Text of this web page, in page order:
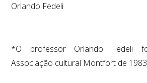
Orlando Fedeli
*O professor Orlando Fedeli
Associação cultural Montfort de